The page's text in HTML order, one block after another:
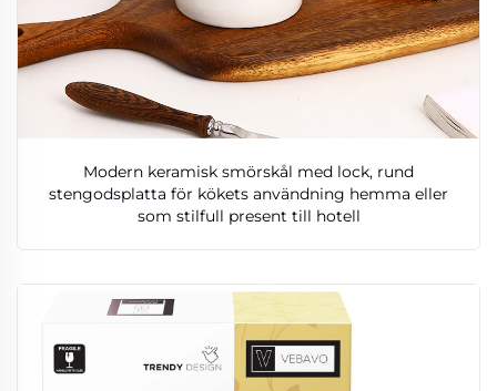
Modern keramisk smörskål med lock, rund
stengodsplatta för kökets användning hemma eller
som stilfull present till hotell